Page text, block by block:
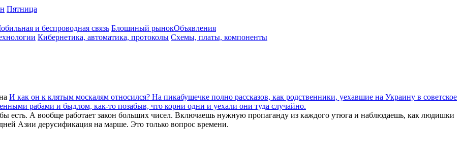
Пятница
и беспроводная связь Блошиный рынокОбъявления
Кибернетика, автоматика, протоколы Схемы, платы, компоненты
И как он к клятым москалям относился? На пикабушечке полно рассказов, как родственники, уехавшие на Украину в советское
рабами и быдлом, как-то позабыв, что корни одни и уехали они туда случайно.
есть. А вообще работает закон больших чисел. Включаешь нужную пропаганду из каждого утюга и наблюдаешь, как людишки
Азии дерусификация на марше. Это только вопрос времени.